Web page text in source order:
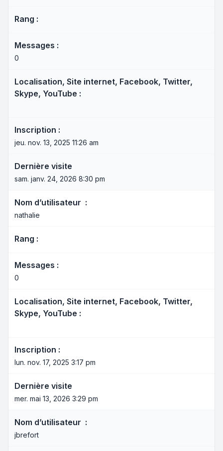
Rang :
Messages :
0
Localisation, Site internet, Facebook, Twitter,
Skype, YouTube :
Inscription :
jeu. nov. 13, 2025 11:26 am
Dernière visite
sam. janv. 24, 2026 8:30 pm
Nom d’utilisateur :
nathalie
Rang :
Messages :
0
Localisation, Site internet, Facebook, Twitter,
Skype, YouTube :
Inscription :
lun. nov. 17, 2025 3:17 pm
Dernière visite
mer. mai 13, 2026 3:29 pm
Nom d’utilisateur :
jbrefort